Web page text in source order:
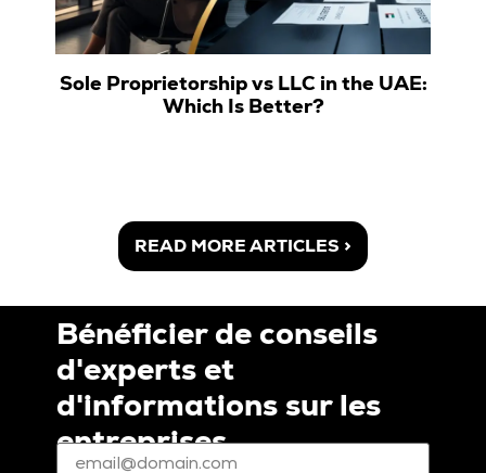
Sole Proprietorship vs LLC in the UAE:
Which Is Better?
READ MORE ARTICLES >
Bénéficier de conseils
d'experts et
d'informations sur les
entreprises
E-
mail